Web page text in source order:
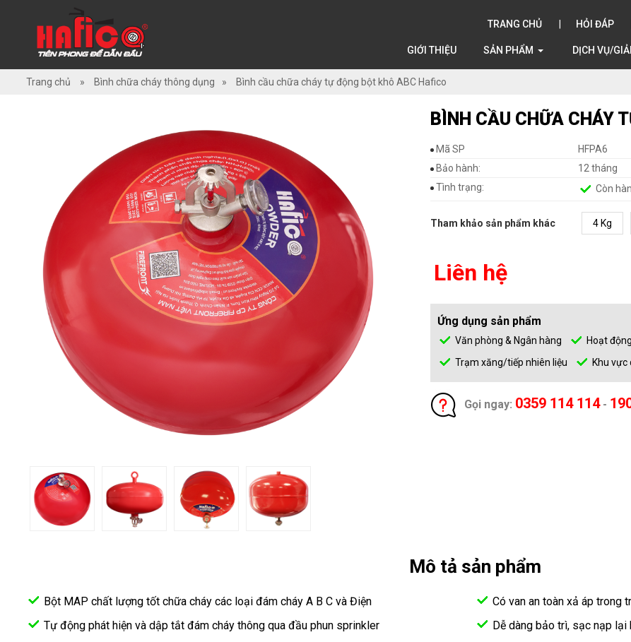
TRANG CHỦ HỎI ĐÁP
GIỚI THIỆU SẢN PHẨM DỊCH VỤ/
TRANG
Trang chủ » Bình chữa cháy thông dụng » Bình cầu chữa cháy tự động bột khô ABC Hafico
BÌNH CẦU CHỮA CHÁY
Mã SP
HFPA6
Bảo hành:
12 tháng
Tình trạng:
Còn
Tham khảo sản phẩm khác 4 Kg
Liên hệ
Ứng dụng sản phẩm
Văn phòng & Ngân hàng Hoạt
Trạm xăng/tiếp nhiên liệu
Khu vực
Gọi ngay: 0359 114 114-
Mô tả sản phẩm
Bột MAP chất lượng tốt chữa cháy các loại đám cháy A B C và Điện
Tự động phát hiện và dập tắt đám cháy thông qua đầu phun sprinkler
Có van an toàn xả áp trong
Dễ dàng bảo trì, sạc nạp lại